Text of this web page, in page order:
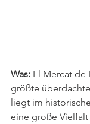
Was: El Mercat de
größte
liegt im
eine große Vielfalt